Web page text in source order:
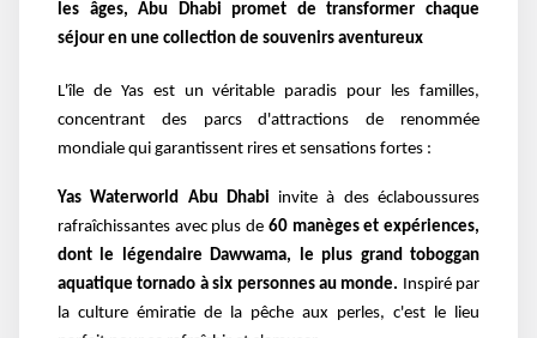
les âges, Abu Dhabi promet de transformer chaque
séjour en une collection de souvenirs aventureux
L'île de Yas est un véritable paradis pour les familles,
concentrant des parcs d'attractions de renommée
mondiale qui garantissent rires et sensations fortes :
Yas Waterworld Abu Dhabi invite à des éclaboussures
rafraîchissantes avec plus de 60 manèges et expériences,
dont le légendaire Dawwama, le plus grand toboggan
aquatique tornado à six personnes au monde. Inspiré par
la culture émiratie de la pêche aux perles, c'est le lieu